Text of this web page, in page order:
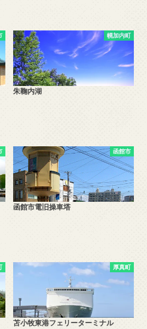
幌加内町
朱鞠内湖
函館市
函館市電旧操車塔
厚真町
苫小牧東港フェリーターミナル